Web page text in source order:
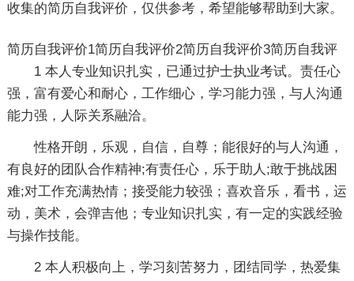
收集的简历自我评价，仅供参考，希望能够帮助到大家。
简历自我评价1
1 本人专业知识扎实，已通过护士执业考试。责任心
强，富有爱心和耐心，工作细心，学习能力强，与人沟通
能力强，人际关系融洽。
性格开朗，乐观，自信，自尊；能很好的与人沟通，
有良好的团队合作精神;有责任心，乐于助人;敢于挑战困
难;对工作充满热情；接受能力较强；喜欢音乐，看书，运
动，美术，会弹吉他；专业知识扎实，有一定的实践经验
与操作技能。
2 本人积极向上，学习刻苦努力，团结同学，热爱集
简历自我评价2简历自我评价3简历自我评